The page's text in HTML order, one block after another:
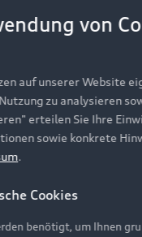
von
auf unserer Website
zu analysieren
erteilen Sie Ihre
sowie konkrete
.
Cookies
benötigt, um Ihnen